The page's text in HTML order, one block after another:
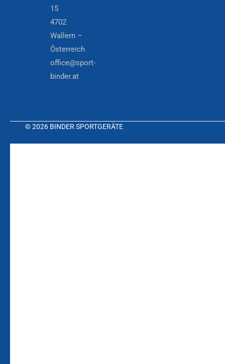
15
4702
Wallern –
Österreich
office@sport-
binder.at
© 2026 BINDER SPORTGERÄTE